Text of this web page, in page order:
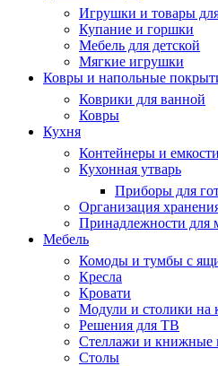
Игрушки и товары для
Купание и горшки
Мебель для детской
Мягкие игрушки
Ковры и напольные
Коврики для ванной
Ковры
Кухня
Контейнеры и
Кухонная утварь
Приборы для
Организация
Принадлежности для
Мебель
Комоды и тумбы с
Кресла
Кровати
Модули и столики на
Решения для ТВ
Стеллажи и
Столы